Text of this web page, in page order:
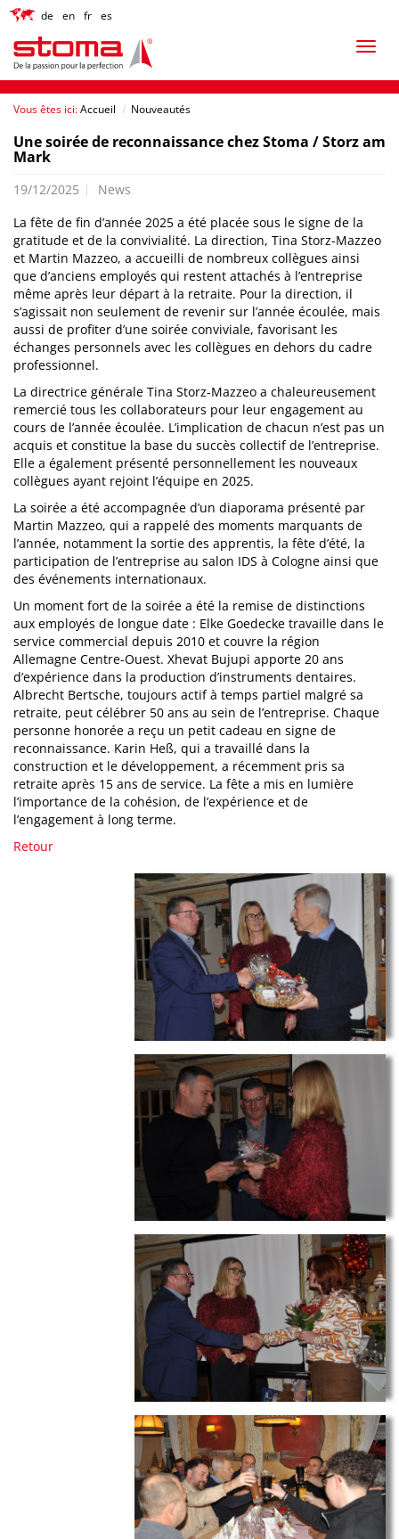
Vous êtes ici:Accueil / Nouveautés
Une soirée de reconnaissance chez Stoma / Storz am
Mark
19/12/2025
News
La fête de fin d’année 2025 a été placée sous le signe de la
gratitude et de la convivialité. La direction, Tina Storz-Mazzeo
et Martin Mazzeo, a accueilli de nombreux collègues ainsi
que d’anciens employés qui restent attachés à l’entreprise
même après leur départ à la retraite. Pour la direction, il
s’agissait non seulement de revenir sur l’année écoulée, mais
aussi de profiter d’une soirée conviviale, favorisant les
échanges personnels avec les collègues en dehors du cadre
professionnel.
La directrice générale Tina Storz-Mazzeo a chaleureusement
remercié tous les collaborateurs pour leur engagement au
cours de l’année écoulée. L’implication de chacun n’est pas un
acquis et constitue la base du succès collectif de l’entreprise.
Elle a également présenté personnellement les nouveaux
collègues ayant rejoint l’équipe en 2025.
La soirée a été accompagnée d’un diaporama présenté par
Martin Mazzeo, qui a rappelé des moments marquants de
l’année, notamment la sortie des apprentis, la fête d’été, la
participation de l’entreprise au salon IDS à Cologne ainsi que
des événements internationaux.
Un moment fort de la soirée a été la remise de distinctions
aux employés de longue date : Elke Goedecke travaille dans le
service commercial depuis 2010 et couvre la région
Allemagne Centre-Ouest. Xhevat Bujupi apporte 20 ans
d’expérience dans la production d’instruments dentaires.
Albrecht Bertsche, toujours actif à temps partiel malgré sa
retraite, peut célébrer 50 ans au sein de l’entreprise. Chaque
personne honorée a reçu un petit cadeau en signe de
reconnaissance. Karin Heß, qui a travaillé dans la
construction et le développement, a récemment pris sa
retraite après 15 ans de service. La fête a mis en lumière
l’importance de la cohésion, de l’expérience et de
l’engagement à long terme.
Retour
de en fr es